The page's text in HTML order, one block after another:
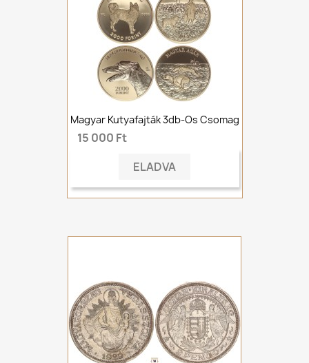
Magyar Kutyafajták 3db-Os Csomag
15 000 Ft
ELADVA